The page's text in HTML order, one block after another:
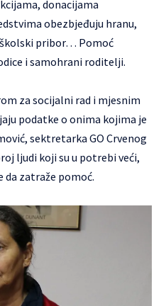
donacijama
obezbjeđuju hranu,
školski pribor… Pomoć
i samohrani roditelji.
za socijalni rad i mjesnim
podatke o onima kojima je
sektretarka GO Crvenog
ljudi koji su u potrebi veći,
da zatraže pomoć.